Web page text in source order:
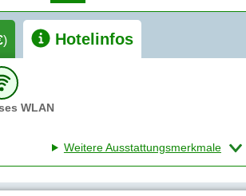
) Hotelinfos
WLAN
Weitere Ausstattungsmerkmale